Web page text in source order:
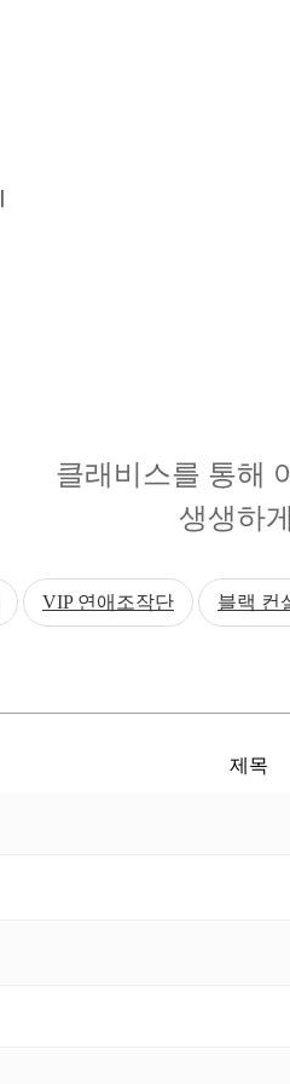
클래비스를 통해
생생하
VIP 연애조작단 블랙 컨
제목